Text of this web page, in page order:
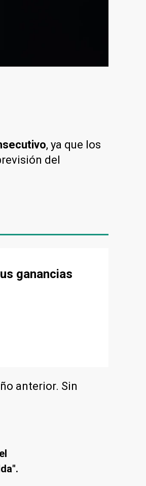
, ya que los
del
ganancias
anterior. Sin